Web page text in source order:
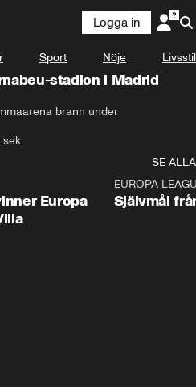
Logga in
Sport Nöje Livsstil
stadion i Madrid
brann under
sek
SE ALLA
Europa
EUROPA
Självmål